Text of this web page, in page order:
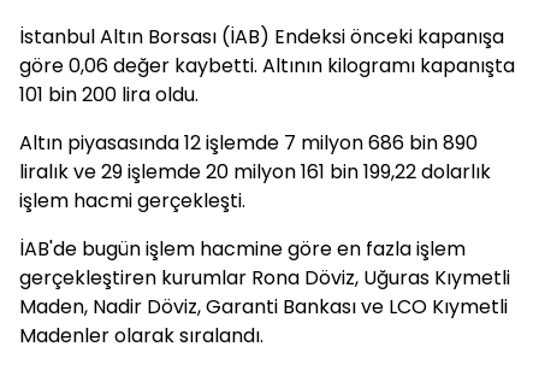
İstanbul Altın Borsası (İAB) Endeksi önceki kapanışa
göre 0,06 değer kaybetti. Altının kilogramı kapanışta
101 bin 200 lira oldu.
Altın piyasasında 12 işlemde 7 milyon 686 bin 890
liralık ve 29 işlemde 20 milyon 161 bin 199,22 dolarlık
işlem hacmi gerçekleşti.
İAB'de bugün işlem hacmine göre en fazla işlem
gerçekleştiren kurumlar Rona Döviz, Uğuras Kıymetli
Maden, Nadir Döviz, Garanti Bankası ve LCO Kıymetli
Madenler olarak sıralandı.